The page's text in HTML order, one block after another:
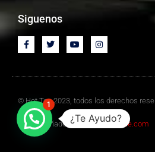
Siguenos
© Hot Top 2023, todos los derechos
Sitio Diseñado por Mediawebchile.com
¿Te Ayudo?
1